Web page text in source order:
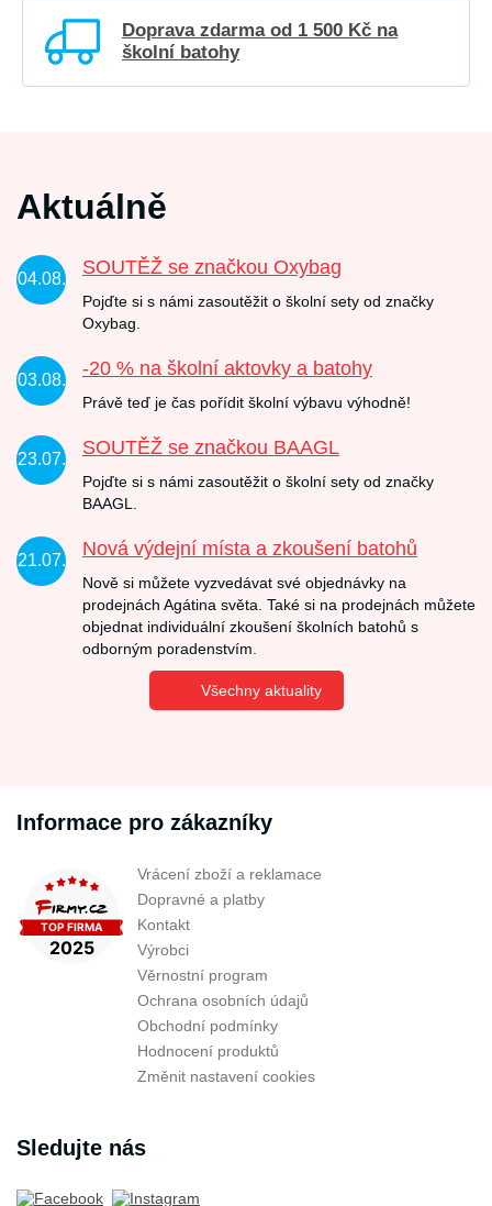
Doprava zdarma od 1 500 Kč na
školní batohy
Aktuálně
04.08.
SOUTĚŽ se značkou Oxybag
Pojďte si s námi zasoutěžit o školní sety od značky
Oxybag.
03.08.
-20 % na školní aktovky a batohy
Právě teď je čas pořídit školní výbavu výhodně!
23.07.
SOUTĚŽ se značkou BAAGL
Pojďte si s námi zasoutěžit o školní sety od značky
BAAGL.
21.07.
Nová výdejní místa a zkoušení batohů
Nově si můžete vyzvedávat své objednávky na
prodejnách Agátina světa. Také si na prodejnách můžete
objednat individuální zkoušení školních batohů s
odborným poradenstvím.
Všechny aktuality
Informace pro zákazníky
Vrácení zboží a reklamace
Dopravné a platby
Kontakt
Výrobci
Věrnostní program
Ochrana osobních údajů
Obchodní podmínky
Hodnocení produktů
Změnit nastavení cookies
Sledujte nás